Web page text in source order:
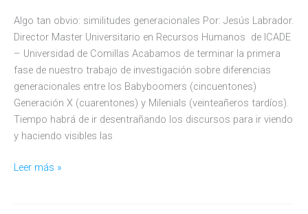
Algo tan obvio: similitudes generacionales Por: Jesús Labrador.
Director Master Universitario en Recursos Humanos de lCADE
– Universidad de Comillas Acabamos de terminar la primera
fase de nuestro trabajo de investigación sobre diferencias
generacionales entre los Babyboomers (cincuentones)
Generación X (cuarentones) y Milenials (veinteañeros tardíos).
Tiempo habrá de ir desentrañando los discursos para ir viendo
y haciendo visibles las
Algo
Leer más »